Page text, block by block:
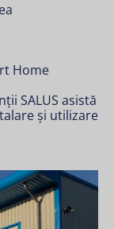
Home
SALUS asistă
și utilizare